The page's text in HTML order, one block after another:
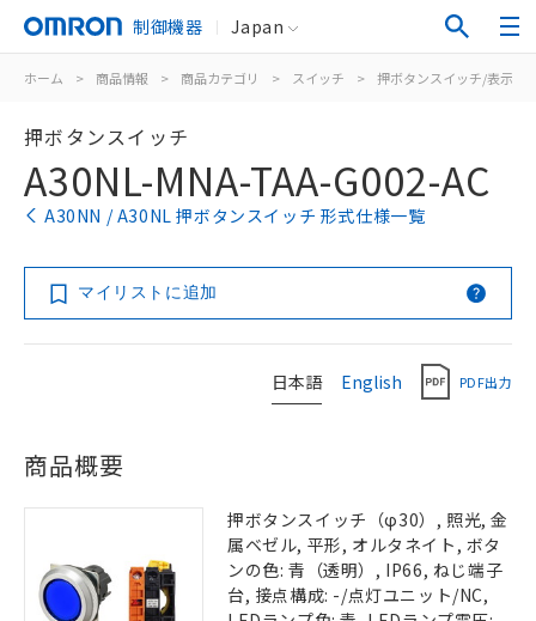
制御機器 Japan
ホーム > 商品情報 > 商品カテゴリ > スイッチ > 押ボタンスイッチ/表示灯
押ボタンスイッチ
A30NL-MNA-TAA-G002-AC
A30NN / A30NL 押ボタンスイッチ 形式仕様一覧
マイリストに追加
日本語 English PDF出力
商品概要
押ボタンスイッチ（φ30）, 照光, 金
属ベゼル, 平形, オルタネイト, ボタ
ンの色: 青（透明）, IP66, ねじ端子
台, 接点構成: -/点灯ユニット/NC,